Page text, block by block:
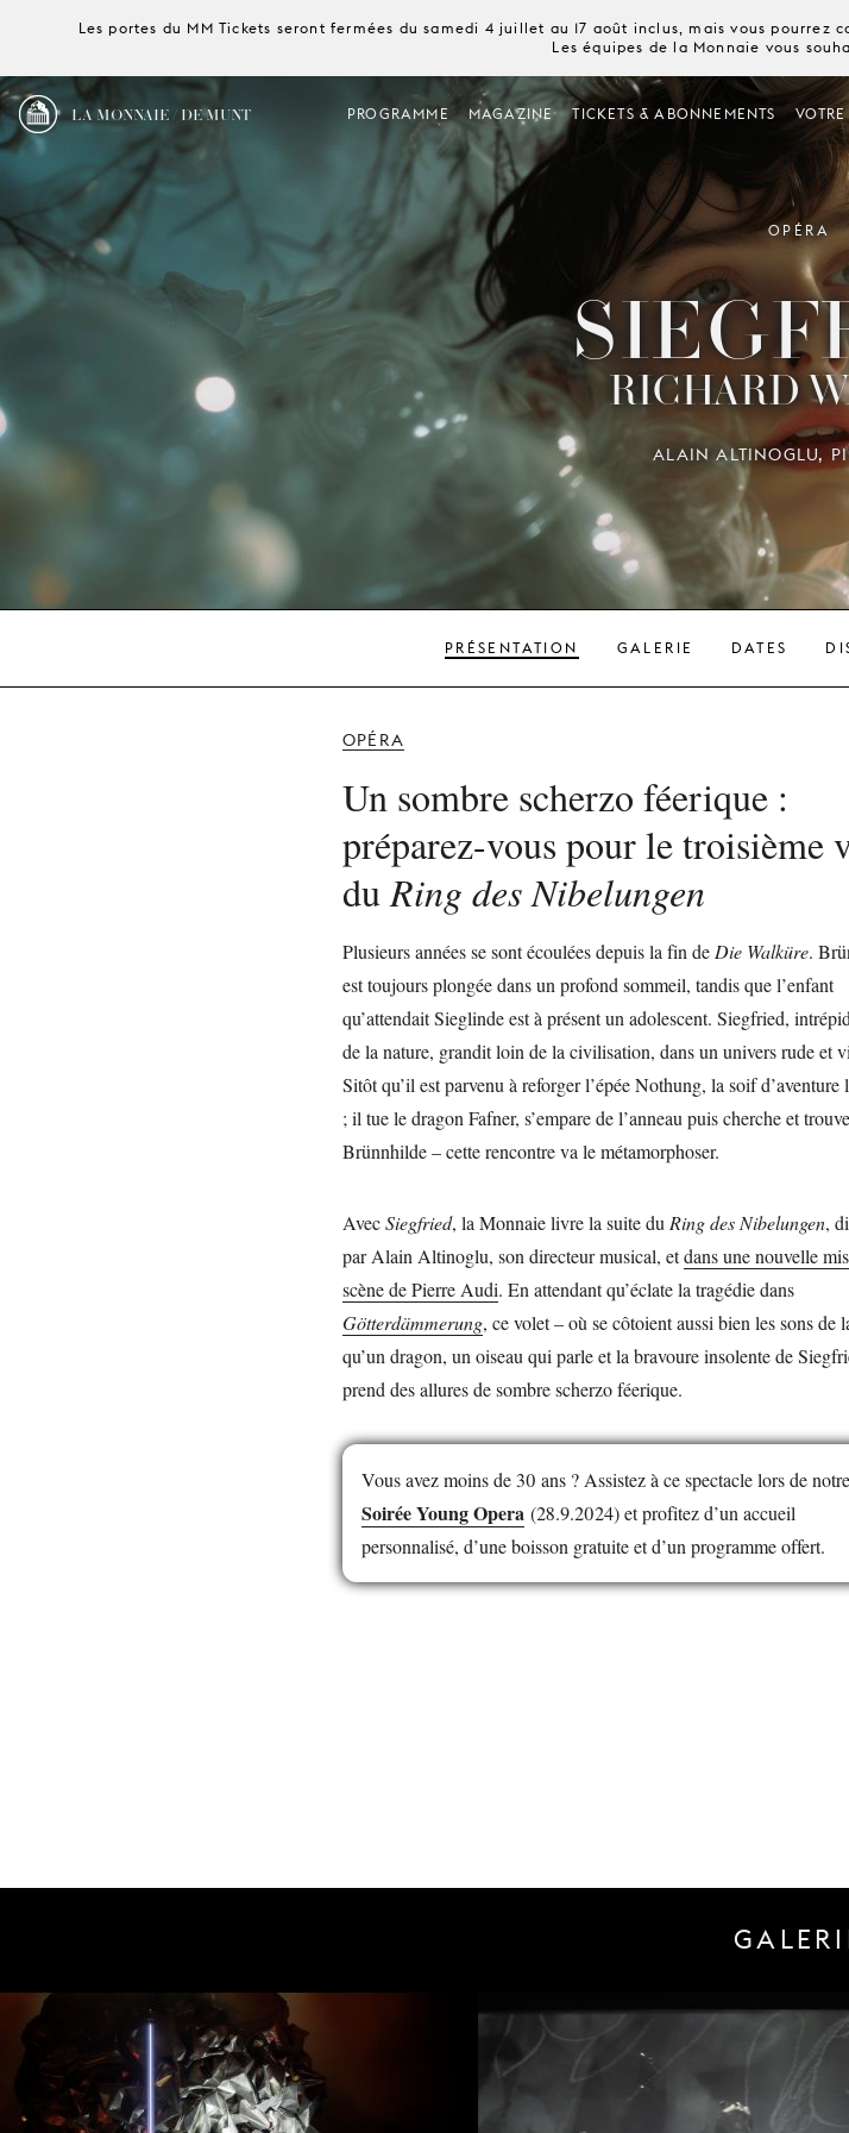
Les portes du MM Tickets seront fermées du samedi 4 juillet au 17 août inclus, mais vous
Les équipes de la Monnaie vous
LA MONNAIE / DE MUNT PROGRAMME MAGAZINE TICKETS & ABONNEMENTS
OPÉRA
RICHARD
ALAIN ALTINOGLU,
PRÉSENTATION GALERIE DATES
OPÉRA
Un sombre scherzo féerique :
préparez-vous pour le troisième
duRing des Nibelungen
Plusieurs années se sont écoulées depuis la fin de Die Walküre.
est toujours plongée dans un profond sommeil, tandis que l’enfant
qu’attendait Sieglinde est à présent un adolescent. Siegfried,
de la nature, grandit loin de la civilisation, dans un univers rude et
Sitôt qu’il est parvenu à reforger l’épée Nothung, la soif d’aventure
; il tue le dragon Fafner, s’empare de l’anneau puis cherche et trouve
Brünnhilde – cette rencontre va le métamorphoser.
AvecSiegfried, la Monnaie livre la suite du Ring des Nibelungen,
par Alain Altinoglu, son directeur musical, etdans une nouvelle
scène de Pierre Audi. En attendant qu’éclate la tragédie dans
Götterdämmerung, ce volet – où se côtoient aussi bien les sons de
qu’un dragon, un oiseau qui parle et la bravoure insolente de
prend des allures de sombre scherzo féerique.
Vous avez moins de 30 ans ? Assistez à ce spectacle lors de notre
Soirée Young Opera (28.9.2024) et profitez d’un accueil
personnalisé, d’une boisson gratuite et d’un programme offert.